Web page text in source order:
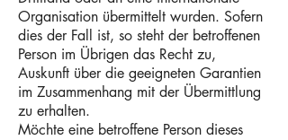
Organisation übermittelt wurden. Sofern
dies der Fall ist, so steht der betroffenen
Person im Übrigen das Recht zu,
Auskunft über die geeigneten Garantien
im Zusammenhang mit der Übermittlung
zu erhalten.
Möchte eine betroffene Person dieses